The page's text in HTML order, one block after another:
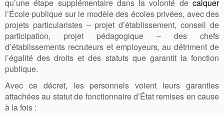
qu’une étape supplémentaire dans la volonté de calquer
l’École publique sur le modèle des écoles privées, avec des
projets particularistes – projet d’établissement, conseil de
participation, projet pédagogique – des chefs
d’établissements recruteurs et employeurs, au détriment de
l’égalité des droits et des statuts que garantit la fonction
publique.
Avec ce décret, les personnels voient leurs garanties
attachées au statut de fonctionnaire d’État remises en cause
à la fois :